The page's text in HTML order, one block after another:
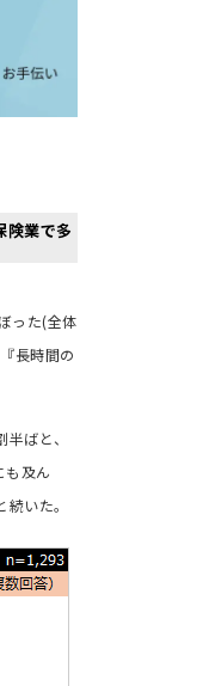
険業で多
った(全体
長時間の
ばと、
も及ん
いた。